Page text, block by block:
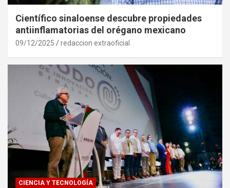
Científico sinaloense descubre propiedades
antiinflamatorias del orégano mexicano
09/12/2025 redaccion extraoficial
CIENCIA Y TECNOLOGÍA